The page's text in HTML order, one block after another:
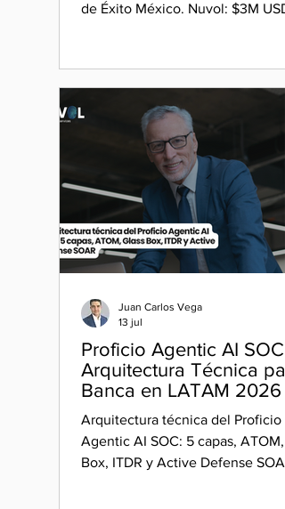
de Éxito México. Nuvol: $3M USD
Proficio Agentic AI SOC:
Arquitectura Técnica
Banca en LATAM 2026 |
Nuvol
Arquitectura técnica del Proficio
Agentic AI SOC: 5 capas, ATOM,
Box, ITDR y Active Defense
Juan Carlos Vega
13 jul